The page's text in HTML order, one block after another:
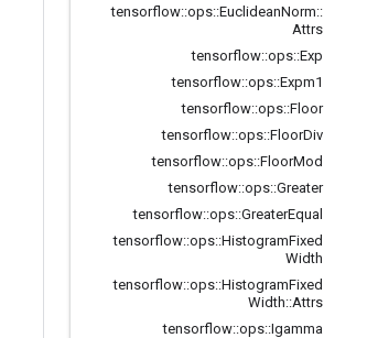
tensorflow::ops::EuclideanNorm::
Attrs
tensorflow::ops::Exp
tensorflow::ops::Expm1
tensorflow::ops::Floor
tensorflow::ops::FloorDiv
tensorflow::ops::FloorMod
tensorflow::ops::Greater
tensorflow::ops::GreaterEqual
tensorflow::ops::HistogramFixed
Width
tensorflow::ops::HistogramFixed
Width::Attrs
tensorflow::ops::Igamma